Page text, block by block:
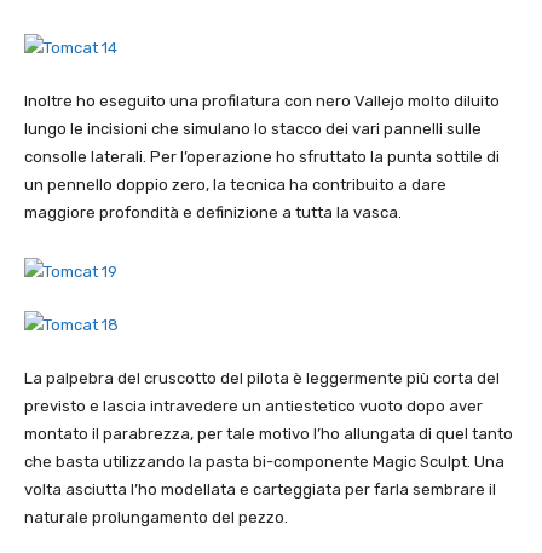
Inoltre ho eseguito una profilatura con nero Vallejo molto diluito
lungo le incisioni che simulano lo stacco dei vari pannelli sulle
consolle laterali. Per l’operazione ho sfruttato la punta sottile di
un pennello doppio zero, la tecnica ha contribuito a dare
maggiore profondità e definizione a tutta la vasca.
La palpebra del cruscotto del pilota è leggermente più corta del
previsto e lascia intravedere un antiestetico vuoto dopo aver
montato il parabrezza, per tale motivo l’ho allungata di quel tanto
che basta utilizzando la pasta bi-componente Magic Sculpt. Una
volta asciutta l’ho modellata e carteggiata per farla sembrare il
naturale prolungamento del pezzo.